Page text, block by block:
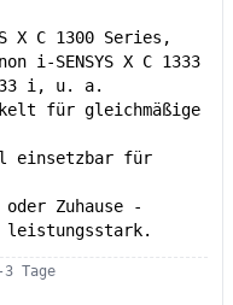
X C 1300 Series,
i-SENSYS X C 1333
i, u. a.
für gleichmäßige
einsetzbar für
Zuhause -
Tage